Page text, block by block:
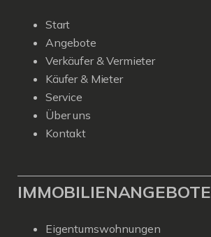
Start
Angebote
Verkäufer & Vermieter
Käufer & Mieter
Service
Über uns
Kontakt
IMMOBILIENANGEBOTE
Eigentumswohnungen